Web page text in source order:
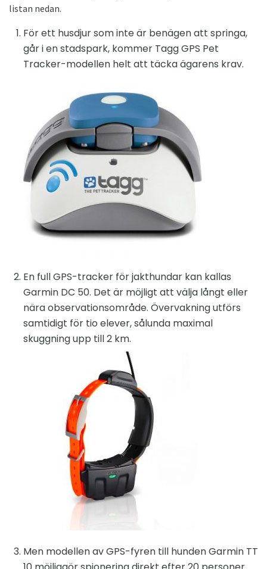
listan nedan.
För ett husdjur som inte är benägen att springa,
går i en stadspark, kommer Tagg GPS Pet
Tracker-modellen helt att täcka ägarens krav.
En full GPS-tracker för jakthundar kan kallas
Garmin DC 50. Det är möjligt att välja långt eller
nära observationsområde. Övervakning utförs
samtidigt för tio elever, sålunda maximal
skuggning upp till 2 km.
Men modellen av GPS-fyren till hunden Garmin TT